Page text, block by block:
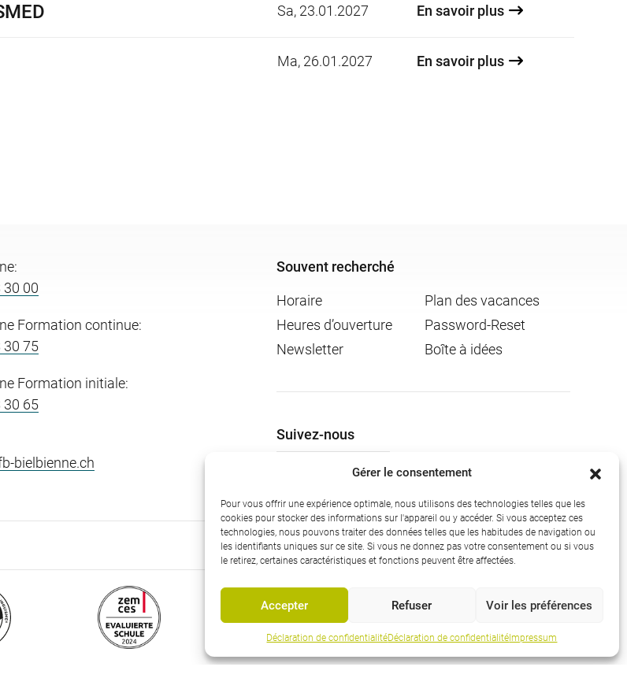
Gérer le consentement
Pour vous offrir une expérience optimale, nous utilisons des technologies telles que les
cookies pour stocker des informations sur l'appareil ou y accéder. Si vous acceptez ces
technologies, nous pouvons traiter des données telles que les habitudes de navigation ou
les identifiants uniques sur ce site. Si vous ne donnez pas votre consentement ou si vous
le retirez, certaines caractéristiques et fonctions peuvent être affectées.
Accepter Refuser Voir les préférences
Déclaration de confidentialitéDéclaration de confidentialité Impressum
Date:
Sa, 23.01.2027 En savoir plus
Date:
Ma, 26.01.2027 En savoir plus
30 00
Formation continue:
30 75
Formation initiale:
30 65
bielbienne.ch
Souvent recherché
Horaire
Plan des vacances
Heures d’ouverture
Password-Reset
Newsletter
Boîte à idées
Suivez-nous
Déclaration de confidentialitéImpressumInformations juridiques
Remonter